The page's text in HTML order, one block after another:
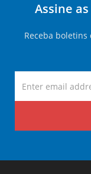
Assine
Receba